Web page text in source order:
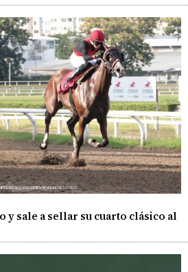
y sale a sellar su cuarto clásico al